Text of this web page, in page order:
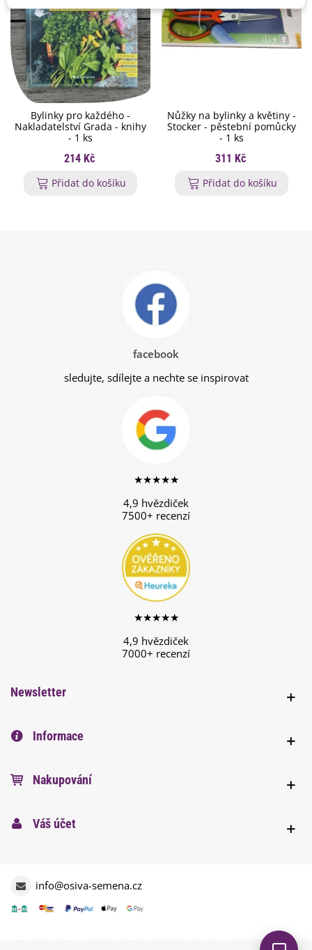
Bylinky pro každého -
Nakladatelství Grada - knihy
- 1 ks
214 Kč
Přidat do košíku
Nůžky na bylinky a květiny -
Stocker - pěstební pomůcky
- 1 ks
311 Kč
Přidat do košíku
facebook
sledujte, sdílejte a nechte se inspirovat
★★★★★
4,9 hvězdiček
7500+ recenzí
★★★★★
4,9 hvězdiček
7000+ recenzí
Newsletter
Informace
Nakupování
Váš účet
info@osiva-semena.cz